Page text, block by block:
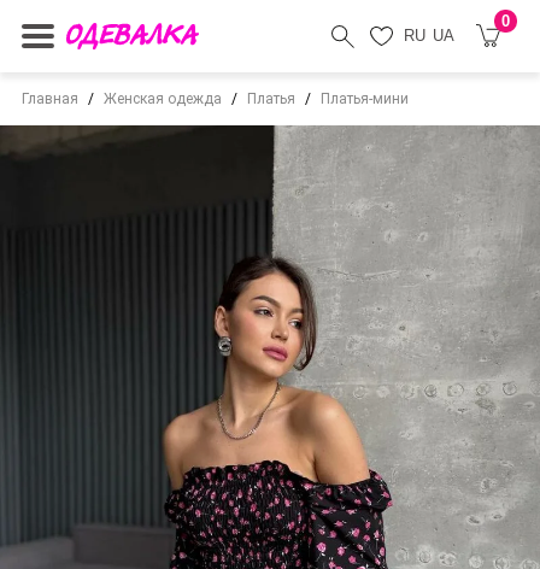
RU UA
0
Главная Женская одежда Платья Платья-мини